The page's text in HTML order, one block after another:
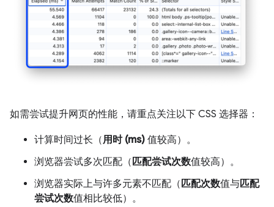
如需尝试提升网页的性能，请重点关注以下 CSS 选择器：
计算时间过长（用时 (ms) 值较高）。
浏览器尝试多次匹配（ 匹配尝试次数值较高）。
浏览器实际上与许多元素不匹配（ 匹配次数值与匹配
尝试次数值相比较低）。